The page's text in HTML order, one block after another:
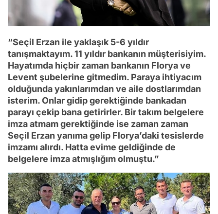
“Seçil Erzan ile yaklaşık 5-6 yıldır
tanışmaktayım. 11 yıldır bankanın müşterisiyim.
Hayatımda hiçbir zaman bankanın Florya ve
Levent şubelerine gitmedim. Paraya ihtiyacım
olduğunda yakınlarımdan ve aile dostlarımdan
isterim. Onlar gidip gerektiğinde bankadan
parayı çekip bana getirirler. Bir takım belgelere
imza atmam gerektiğinde ise zaman zaman
Seçil Erzan yanıma gelip Florya’daki tesislerde
imzamı alırdı. Hatta evime geldiğinde de
belgelere imza atmışlığım olmuştu.”